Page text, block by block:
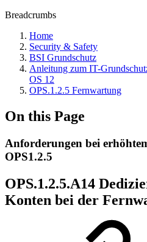
Breadcrumbs
Home
Security & Safety
BSI Grundschutz
Anleitung zum IT-
OS 12
OPS.1.2.5 Fernwartung
On this Page
Anforderungen bei
OPS1.2.5
OPS.1.2.5.A14
Konten bei der